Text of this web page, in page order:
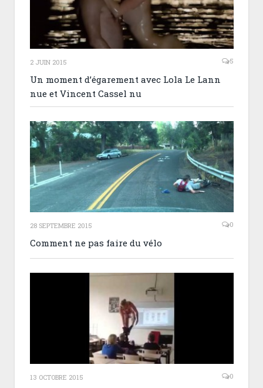
2 JUIN 2015 5
Un moment d’égarement avec Lola Le Lann
nue et Vincent Cassel nu
28 SEPTEMBRE 2015 0
Comment ne pas faire du vélo
13 OCTOBRE 2015 0